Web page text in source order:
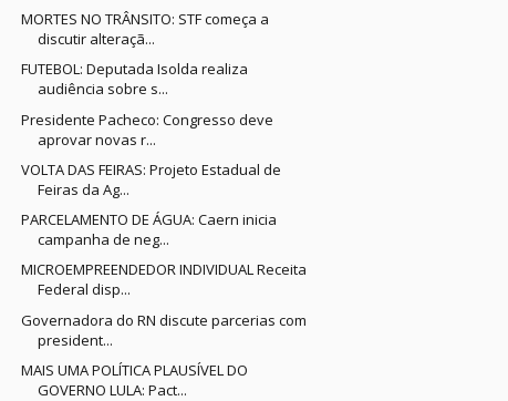
MORTES NO TRÂNSITO: STF começa a
discutir alteraçã...
FUTEBOL: Deputada Isolda realiza
audiência sobre s...
Presidente Pacheco: Congresso deve
aprovar novas r...
VOLTA DAS FEIRAS: Projeto Estadual de
Feiras da Ag...
PARCELAMENTO DE ÁGUA: Caern inicia
campanha de neg...
MICROEMPREENDEDOR INDIVIDUAL Receita
Federal disp...
Governadora do RN discute parcerias com
president...
MAIS UMA POLÍTICA PLAUSÍVEL DO
GOVERNO LULA: Pact...